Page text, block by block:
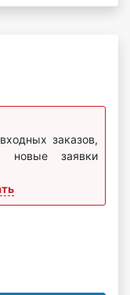
заказов,
новые заявки